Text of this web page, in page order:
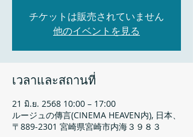
チケットは販売されていません
他のイベントを見る
เวลาและสถานที่
21 มิ.ย. 2568 10:00 – 17:00
ルージュの傳言(CINEMA HEAVEN内), 日本、
〒889-2301 宮崎県宮崎市内海３９８３